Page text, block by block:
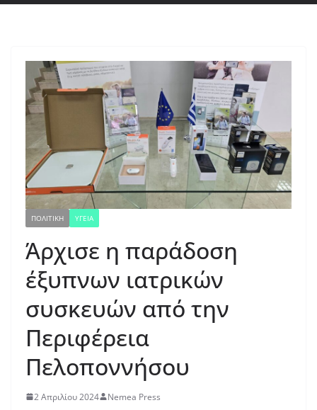
ΠΟΛΙΤΙΚΗ ΥΓΕΙΑ
Άρχισε η παράδοση
έξυπνων ιατρικών
συσκευών από την
Περιφέρεια
Πελοποννήσου
2 Απριλίου 2024 Nemea Press